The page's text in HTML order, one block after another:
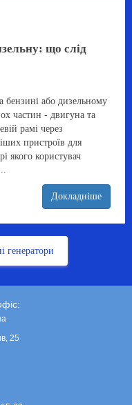
що слід
або дизельному
частин - двигуна та
рамі через
пристроїв для
якого користувач
Докладніше
генератори
25